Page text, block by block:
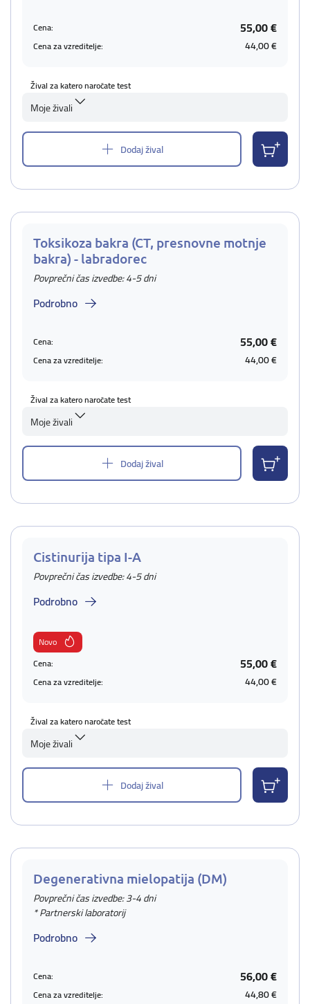
Cena: 55,00 €
Cena za vzreditelje: 44,00 €
Žival za katero naročate test
Moje živali
Dodaj žival
Toksikoza bakra (CT, presnovne motnje
bakra) - labradorec
Povprečni čas izvedbe: 4-5 dni
Podrobno
Cena: 55,00 €
Cena za vzreditelje: 44,00 €
Žival za katero naročate test
Moje živali
Dodaj žival
Cistinurija tipa I-A
Povprečni čas izvedbe: 4-5 dni
Podrobno
Novo
Cena:
55,00 €
Cena za vzreditelje: 44,00 €
Žival za katero naročate test
Moje živali
Dodaj žival
Degenerativna mielopatija (DM)
Povprečni čas izvedbe: 3-4 dni
* Partnerski laboratorij
Podrobno
Cena: 56,00 €
Cena za vzreditelje: 44,80 €